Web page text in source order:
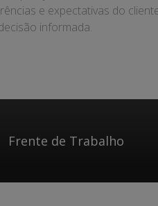
e expectativas do
informada.
Frente de Trabalho